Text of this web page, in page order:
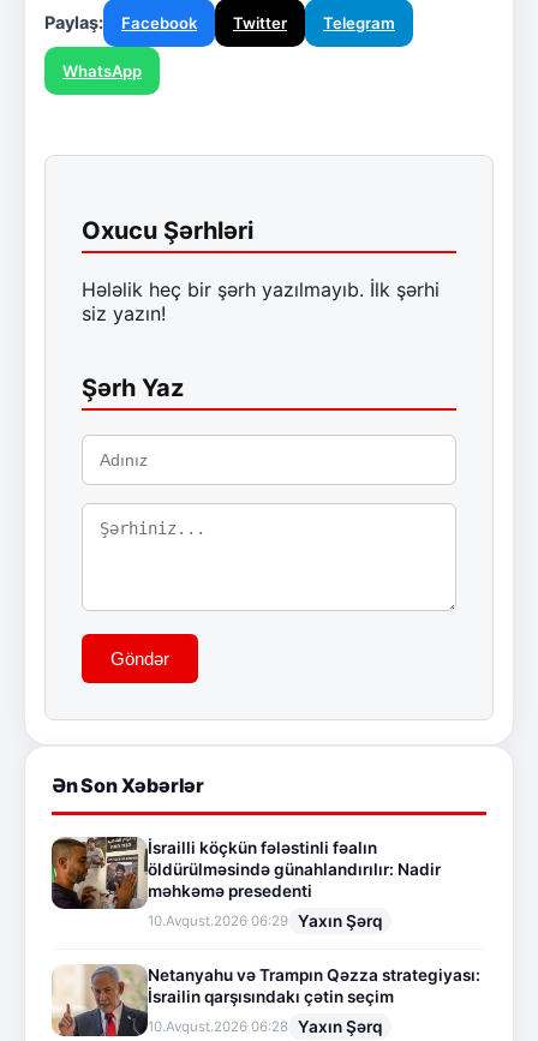
Paylaş: Facebook Twitter Telegram
WhatsApp
Oxucu Şərhləri
Hələlik heç bir şərh yazılmayıb. İlk şərhi
siz yazın!
Şərh Yaz
Göndər
Ən Son Xəbərlər
İsrailli köçkün fələstinli fəalın
öldürülməsində günahlandırılır: Nadir
məhkəmə presedenti
10.Avqust.2026 06:29 Yaxın Şərq
Netanyahu və Trampın Qəzza strategiyası:
İsrailin qarşısındakı çətin seçim
10.Avqust.2026 06:28 Yaxın Şərq